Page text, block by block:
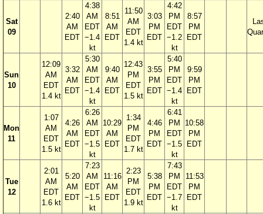
Sat
09
2:40
AM
EDT
4:38
AM
EDT
−1.4
kt
8:51
AM
EDT
11:50
AM
EDT
1.4 kt
3:03
PM
EDT
4:42
PM
EDT
−1.2
kt
8:57
PM
EDT
Sun
10
12:09
AM
EDT
1.4 kt
3:32
AM
EDT
5:30
AM
EDT
−1.4
kt
9:40
AM
EDT
12:43
PM
EDT
1.5 kt
3:55
PM
EDT
5:40
PM
EDT
−1.4
kt
9:59
PM
EDT
Mon
11
1:07
AM
EDT
1.5 kt
4:26
AM
EDT
6:26
AM
EDT
−1.5
kt
10:29
AM
EDT
1:34
PM
EDT
1.7 kt
4:46
PM
EDT
6:41
PM
EDT
−1.5
kt
10:58
PM
EDT
Tue
12
2:01
AM
EDT
1.6 kt
5:20
AM
EDT
7:23
AM
EDT
−1.5
kt
11:16
AM
EDT
2:23
PM
EDT
1.9 kt
5:38
PM
EDT
7:43
PM
EDT
−1.7
kt
11:53
PM
EDT